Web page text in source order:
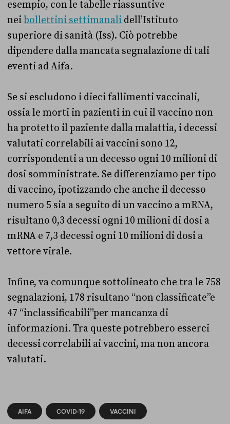
esempio, con le tabelle riassuntive
neibollettini settimanali dell’Istituto
superiore di sanità (Iss). Ciò potrebbe
dipendere dalla mancata segnalazione di tali
eventi ad Aifa.
Se si escludono i dieci fallimenti vaccinali,
ossia le morti in pazienti in cui il vaccino non
ha protetto il paziente dalla malattia, i decessi
valutati correlabili ai vaccini sono 12,
corrispondenti a un decesso ogni 10 milioni di
dosi somministrate. Se differenziamo per tipo
di vaccino, ipotizzando che anche il decesso
numero 5 sia a seguito di un vaccino a mRNA,
risultano 0,3 decessi ogni 10 milioni di dosi a
mRNA e 7,3 decessi ogni 10 milioni di dosi a
vettore virale.
Infine, va comunque sottolineato che tra le 758
segnalazioni, 178 risultano “non classificate”e
47 “inclassificabili”per mancanza di
informazioni. Tra queste potrebbero esserci
decessi correlabili ai vaccini, ma non ancora
valutati.
AIFA COVID-19 VACCINI